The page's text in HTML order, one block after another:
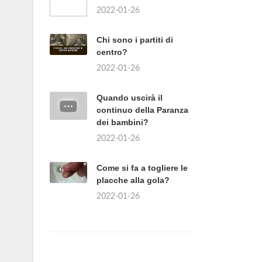
2022-01-26
Chi sono i partiti di
centro?
2022-01-26
Quando uscirà il
continuo della Paranza
dei bambini?
2022-01-26
Come si fa a togliere le
placche alla gola?
2022-01-26